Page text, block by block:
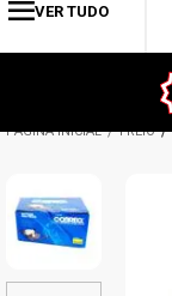
VER TUDO
FREIO